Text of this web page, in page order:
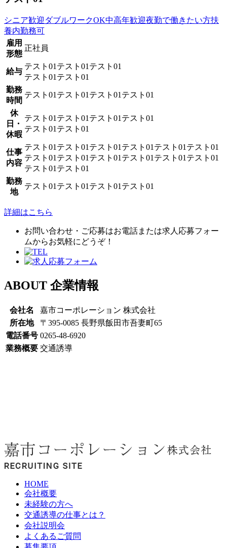
シニア歓迎 ダブルワークOK中高年歓迎夜勤で働きたい方扶
養内勤務可
雇用
形態
正社員
給与
テスト01テスト01テスト01
テスト01テスト01
勤務
時間
テスト01テスト01テスト01テスト01
休
日・
休暇
テスト01テスト01テスト01テスト01
テスト01テスト01
仕事
内容
テスト01テスト01テスト01テスト01テスト01テスト01
テスト01テスト01テスト01テスト01テスト01テスト01
テスト01テスト01
勤務
地
テスト01テスト01テスト01テスト01
詳細はこちら
お問い合わせ・ご応募はお電話または求人応募フォー
ムからお気軽にどうぞ！
ABOUT 企業情報
会社名
嘉市コーポレーション 株式会社
所在地
〒395-0085 長野県飯田市吾妻町65
電話番号 0265-48-6920
業務概要 交通誘導
HOME
会社概要
未経験の方へ
交通誘導の仕事とは？
会社説明会
よくあるご質問